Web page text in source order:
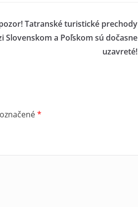
Tatranské turistické prechody
Slovenskom a Poľskom sú dočasne
uzavreté!
*